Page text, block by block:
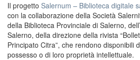
Il progetto Salernum – Biblioteca digitale
con la collaborazione della Società
della Biblioteca Provinciale di Salerno,
Salerno, della direzione della rivista
Principato Citra”, che rendono disponibili
possesso o di loro proprietà intellettuale.